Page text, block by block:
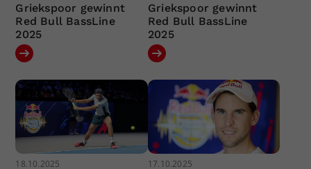
Griekspoor gewinnt
Red Bull BassLine
2025
Griekspoor gewinnt
Red Bull BassLine
2025
18.10.2025 17.10.2025